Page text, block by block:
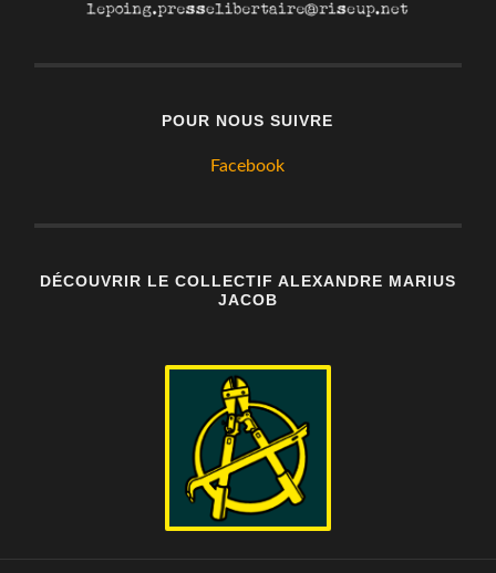
POUR NOUS SUIVRE
Facebook
DÉCOUVRIR LE COLLECTIF ALEXANDRE MARIUS
JACOB